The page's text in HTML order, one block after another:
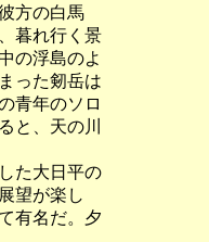
方の白馬
暮れ行く景
の浮島のよ
った剱岳は
青年のソロ
と、天の川
た大日平の
望が楽し
有名だ。夕